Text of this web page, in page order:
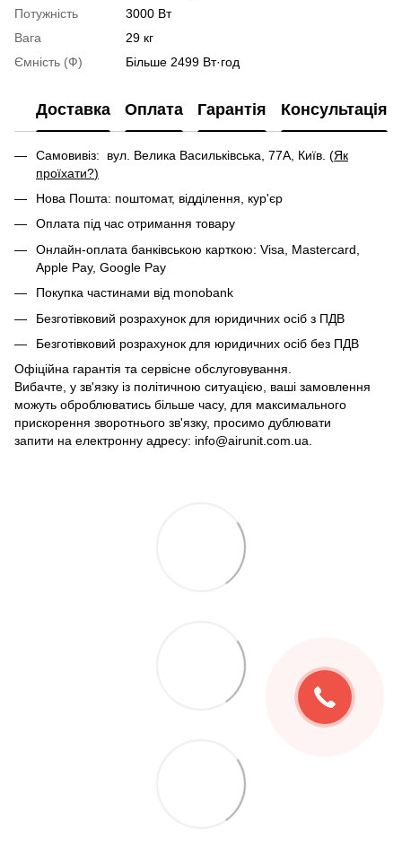
Потужність
3000 Вт
Вага
29 кг
Ємність (Ф)
Більше 2499 Вт·год
Доставка Оплата Гарантія Консультація
Самовивіз: вул. Велика Васильківська, 77А, Київ. (Як
проїхати?)
Нова Пошта: поштомат, відділення, кур'єр
Оплата під час отримання товару
Онлайн-оплата банківською карткою: Visa, Mastercard,
Apple Pay, Google Pay
Покупка частинами від monobank
Безготівковий розрахунок для юридичних осіб з ПДВ
Безготівковий розрахунок для юридичних осіб без ПДВ
Офіційна гарантія та сервісне обслуговування.
Вибачте, у зв'язку із політичною ситуацією, ваші замовлення
можуть оброблюватись більше часу, для максимального
прискорення зворотнього зв'язку, просимо дублювати
запити на електронну адресу: info@airunit.com.ua.